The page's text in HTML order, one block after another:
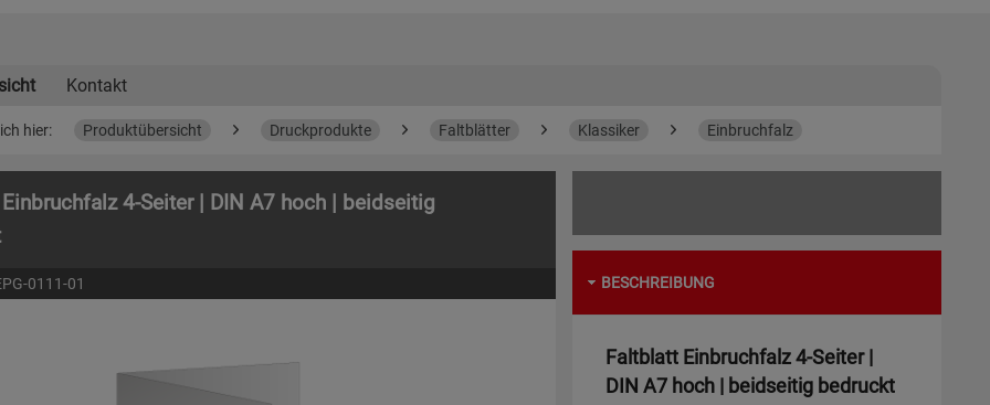
Kontakt
hier: Produktübersicht Druckprodukte Faltblätter Klassiker Einbruchfalz
4-Seiter | DIN A7 hoch | beidseitig
0111-01 BESCHREIBUNG
Faltblatt Einbruchfalz 4-Seiter |
DIN A7 hoch | beidseitig bedruckt